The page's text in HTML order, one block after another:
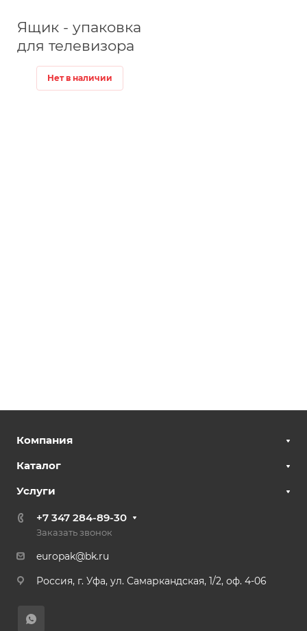
Ящик - упаковка
для телевизора
Нет в наличии
Компания
Каталог
Услуги
+7 347 284-89-30
Заказать звонок
europak@bk.ru
Россия, г. Уфа, ул. Самаркандская, 1/2, оф. 4-06